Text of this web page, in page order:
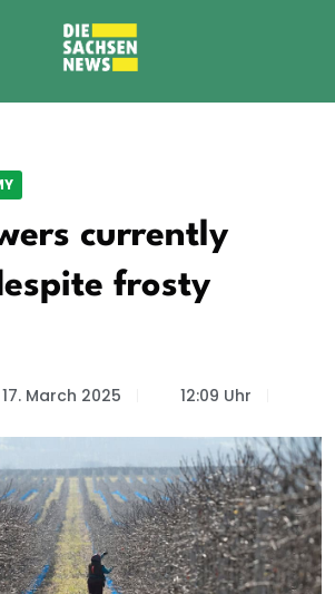
currently
frosty
17. March 2025 12:09 Uhr